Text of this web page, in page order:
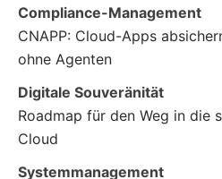
Compliance-Management
CNAPP: Cloud-Apps
ohne Agenten
Digitale Souveränität
Roadmap für den Weg in die
Cloud
Systemmanagement